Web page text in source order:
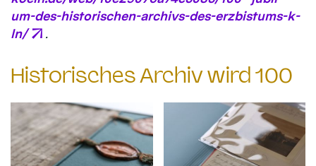
um-des-historischen-archivs-des-erzbistums-k-
ln/
.
Historisches Archiv wird 100